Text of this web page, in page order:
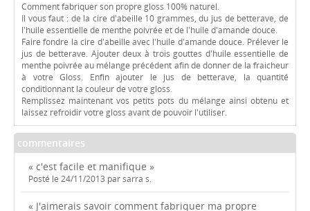
Comment fabriquer son propre gloss 100% naturel.
Il vous faut : de la cire d'abeille 10 grammes, du jus de betterave, de
l'huile essentielle de menthe poivrée et de l'huile d'amande douce.
Faire fondre la cire d'abeille avec l'huile d'amande douce. Prélever le
jus de betterave. Ajouter deux à trois gouttes d'huile essentielle de
menthe poivrée au mélange précédent afin de donner de la fraicheur
à votre Gloss. Enfin ajouter le jus de betterave, la quantité
conditionnant la couleur de votre gloss.
Remplissez maintenant vos petits pots du mélange ainsi obtenu et
laissez refroidir votre gloss avant de pouvoir l'utiliser.
commentaires
« c'est facile et manifique »
Posté le 24/11/2013 par sarra s.
« J'aimerais savoir comment fabriquer ma propre